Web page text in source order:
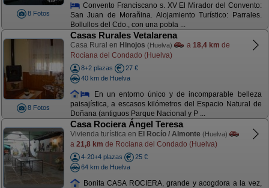
8 Fotos
Convento Franciscano s. XV El Mirador del Convento:
San Juan de Morañina. Alojamiento Turístico: Parrales.
Bollullos del Cdo., con una pobla ...
8 Fotos
Casas Rurales Vetalarena
Casa Rural en Hinojos (Huelva) a 18,4 km de
Rociana del Condado (Huelva)
8+2 plazas
27 €
40 km de Huelva
En un entorno único y de incomparable belleza
paisajística, a escasos kilómetros del Espacio Natural de
Doñana (antiguos Parque Nacional y P ...
Casa Rociera Ángel Teresa
Vivienda turística en El Rocío / Almonte (Huelva)
a 21,8 km de Rociana del Condado (Huelva)
4-20+4 plazas
25 €
64 km de Huelva
Bonita CASA ROCIERA, grande y acogdora a la vez,